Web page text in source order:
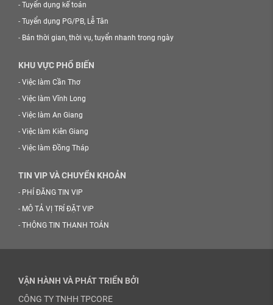
- Tuyển dụng kế toán
- Tuyển dụng PG/PB, Lễ Tân
- Bán thời gian, thời vụ, tuyển nhanh trong ngày
KHU VỰC PHỔ BIẾN
- Việc làm Cần Thơ
- Việc làm Vĩnh Long
- Việc làm An Giang
- Việc làm Kiên Giang
- Việc làm Đồng Tháp
TIN VIP VÀ CHUYỂN KHOẢN
- PHÍ ĐĂNG TIN VIP
- MÔ TẢ VỊ TRÍ ĐẶT VIP
- THÔNG TIN THANH TOÁN
VẬN HÀNH VÀ PHÁT TRIỂN BỞI
CÔNG TY TNHH TPCORE